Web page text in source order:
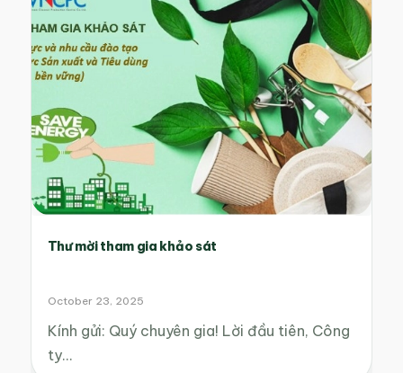
Thư mời tham gia khảo sát
October 23, 2025
Kính gửi: Quý chuyên gia! Lời đầu tiên, Công
ty…